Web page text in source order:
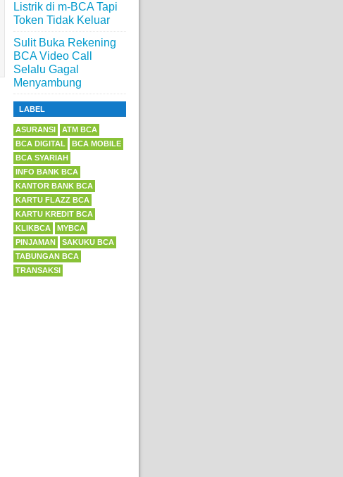
Listrik di m-BCA Tapi
Token Tidak Keluar
Sulit Buka Rekening
BCA Video Call
Selalu Gagal
Menyambung
LABEL
ASURANSI
ATM BCA
BCA DIGITAL
BCA MOBILE
BCA SYARIAH
INFO BANK BCA
KANTOR BANK BCA
KARTU FLAZZ BCA
KARTU KREDIT BCA
KLIKBCA
MYBCA
PINJAMAN
SAKUKU BCA
TABUNGAN BCA
TRANSAKSI